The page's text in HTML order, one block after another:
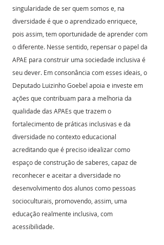
singularidade de ser quem somos e, na
diversidade é que o aprendizado enriquece,
pois assim, tem oportunidade de aprender com
o diferente. Nesse sentido, repensar o papel da
APAE para construir uma sociedade inclusiva é
seu dever. Em consonância com esses ideais, o
Deputado Luizinho Goebel apoia e investe em
ações que contribuam para a melhoria da
qualidade das APAEs que trazem o
fortalecimento de práticas inclusivas e da
diversidade no contexto educacional
acreditando que é preciso idealizar como
espaço de construção de saberes, capaz de
reconhecer e aceitar a diversidade no
desenvolvimento dos alunos como pessoas
socioculturais, promovendo, assim, uma
educação realmente inclusiva, com
acessibilidade.